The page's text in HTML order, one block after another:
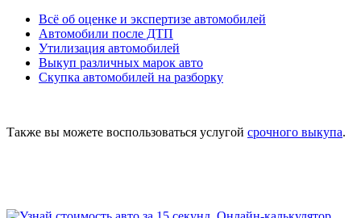
Всё об оценке и экспертизе автомобилей
Автомобили после ДТП
Утилизация автомобилей
Выкуп различных марок авто
Скупка автомобилей на разборку
Также вы можете воспользоваться услугой срочного выкупа.